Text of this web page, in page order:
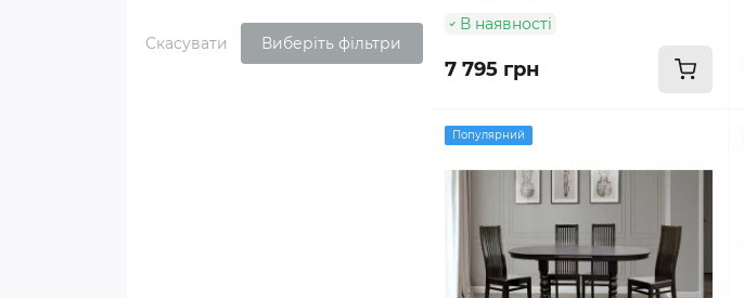
Скасувати Виберіть фільтри
В наявності
7 795 грн
Популярний